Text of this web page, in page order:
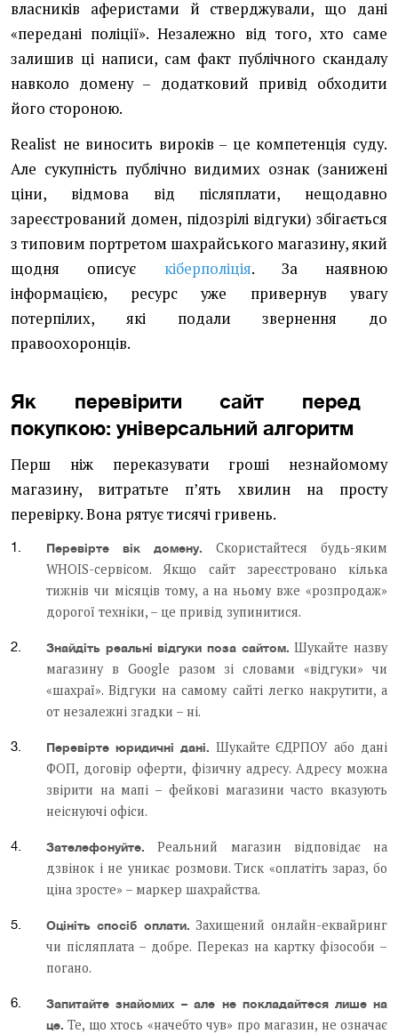
власників аферистами й стверджували, що дані
«передані поліції». Незалежно від того, хто саме
залишив ці написи, сам факт публічного скандалу
навколо домену – додатковий привід обходити
його стороною.
Realist не виносить вироків – це компетенція суду.
Але сукупність публічно видимих ознак (занижені
ціни, відмова від післяплати, нещодавно
зареєстрований домен, підозрілі відгуки) збігається
з типовим портретом шахрайського магазину, який
щодня описує кіберполіція. За наявною
інформацією, ресурс уже привернув увагу
потерпілих, які подали звернення до
правоохоронців.
Як перевірити сайт перед
покупкою: універсальний алгоритм
Перш ніж переказувати гроші незнайомому
магазину, витратьте п’ять хвилин на просту
перевірку. Вона рятує тисячі гривень.
Перевірте вік домену. Скористайтеся будь-яким
WHOIS-сервісом. Якщо сайт зареєстровано кілька
тижнів чи місяців тому, а на ньому вже «розпродаж»
дорогої техніки, – це привід зупинитися.
Знайдіть реальні відгуки поза сайтом.Шукайте назву
магазину в Google разом зі словами «відгуки» чи
«шахраї». Відгуки на самому сайті легко накрутити, а
от незалежні згадки – ні.
Перевірте юридичні дані. Шукайте ЄДРПОУ або дані
ФОП, договір оферти, фізичну адресу. Адресу можна
звірити на мапі – фейкові магазини часто вказують
неіснуючі офіси.
Зателефонуйте.Реальний магазин відповідає на
дзвінок і не уникає розмови. Тиск «оплатіть зараз, бо
ціна зросте» – маркер шахрайства.
Оцініть спосіб оплати. Захищений онлайн-еквайринг
чи післяплата – добре. Переказ на картку фізособи –
погано.
Запитайте знайомих – але не покладайтеся лише на
це.Те, що хтось «начебто чув» про магазин, не означає